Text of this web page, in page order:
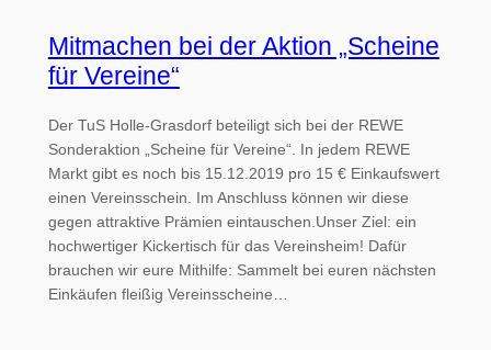
Mitmachen bei der Aktion „Scheine
für Vereine“
Der TuS Holle-Grasdorf beteiligt sich bei der REWE
Sonderaktion „Scheine für Vereine“. In jedem REWE
Markt gibt es noch bis 15.12.2019 pro 15 € Einkaufswert
einen Vereinsschein. Im Anschluss können wir diese
gegen attraktive Prämien eintauschen.Unser Ziel: ein
hochwertiger Kickertisch für das Vereinsheim! Dafür
brauchen wir eure Mithilfe: Sammelt bei euren nächsten
Einkäufen fleißig Vereinsscheine…